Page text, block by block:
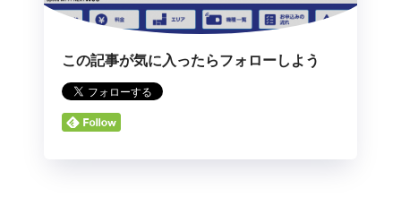
この記事が気に入ったらフォローしよう